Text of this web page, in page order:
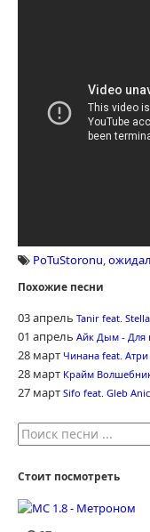
PoTuStoronu
Похожие песни
03 апрель Tanir feat.
01 апрель Айк Дым - Для
28 март Чинана feat.
28 март Крайм
27 март Sifo feat. Gleb
Стоит посмотреть